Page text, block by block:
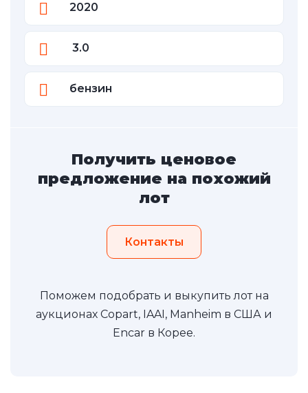
2020
3.0
бензин
Получить ценовое
предложение на похожий
лот
Контакты
Поможем подобрать и выкупить лот на
аукционах Copart, IAAI, Manheim в США и
Encar в Корее.